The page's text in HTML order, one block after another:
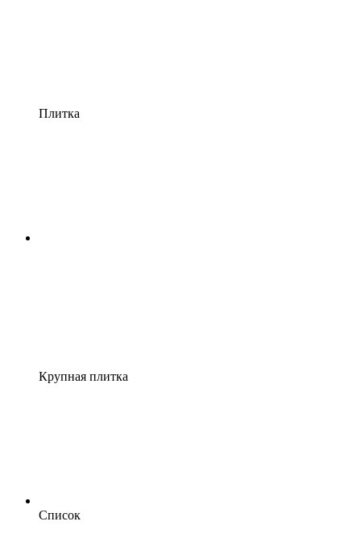
Плитка
Крупная плитка
Список